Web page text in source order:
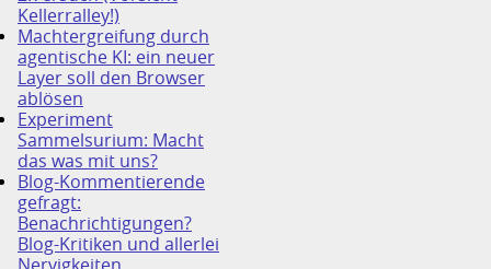
Kellerralley!)
Machtergreifung durch
agentische KI: ein neuer
Layer soll den Browser
ablösen
Experiment
Sammelsurium: Macht
das was mit uns?
Blog-Kommentierende
gefragt:
Benachrichtigungen?
Blog-Kritiken und allerlei